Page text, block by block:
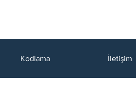
Kodlama İletişim